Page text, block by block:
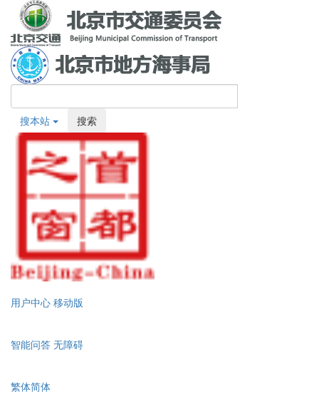
搜本站 搜索
用户中心 移动版
智能问答 无障碍
繁体简体